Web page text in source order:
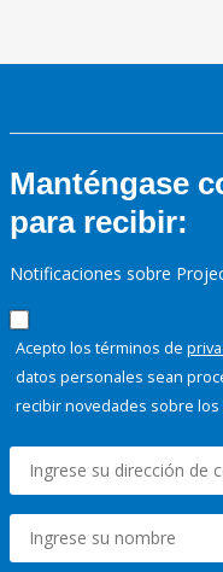
Manténgase
para recibir:
Notificaciones sobre
Acepto los términos de
datos personales sean
recibir novedades sobre